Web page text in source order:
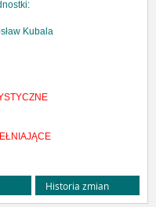
Kubala
Historia zmian